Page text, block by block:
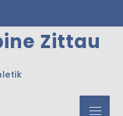
Zittau
Menu